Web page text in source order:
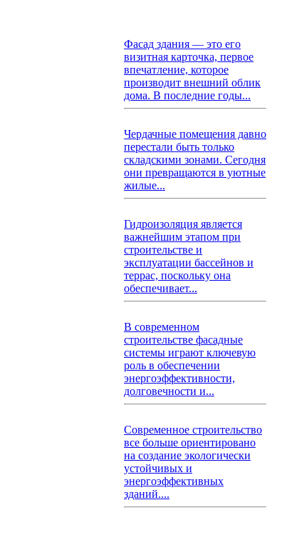
Фасад здания — это его
визитная карточка, первое
впечатление, которое
производит внешний облик
дома. В последние годы...
Чердачные помещения давно
перестали быть только
складскими зонами. Сегодня
они превращаются в уютные
жилые...
Гидроизоляция является
важнейшим этапом при
строительстве и
эксплуатации бассейнов и
террас, поскольку она
обеспечивает...
В современном
строительстве фасадные
системы играют ключевую
роль в обеспечении
энергоэффективности,
долговечности и...
Современное строительство
все больше ориентировано
на создание экологически
устойчивых и
энергоэффективных
зданий....